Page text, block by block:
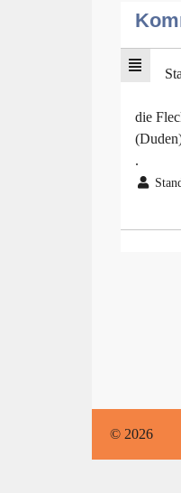
die
.
© 2026